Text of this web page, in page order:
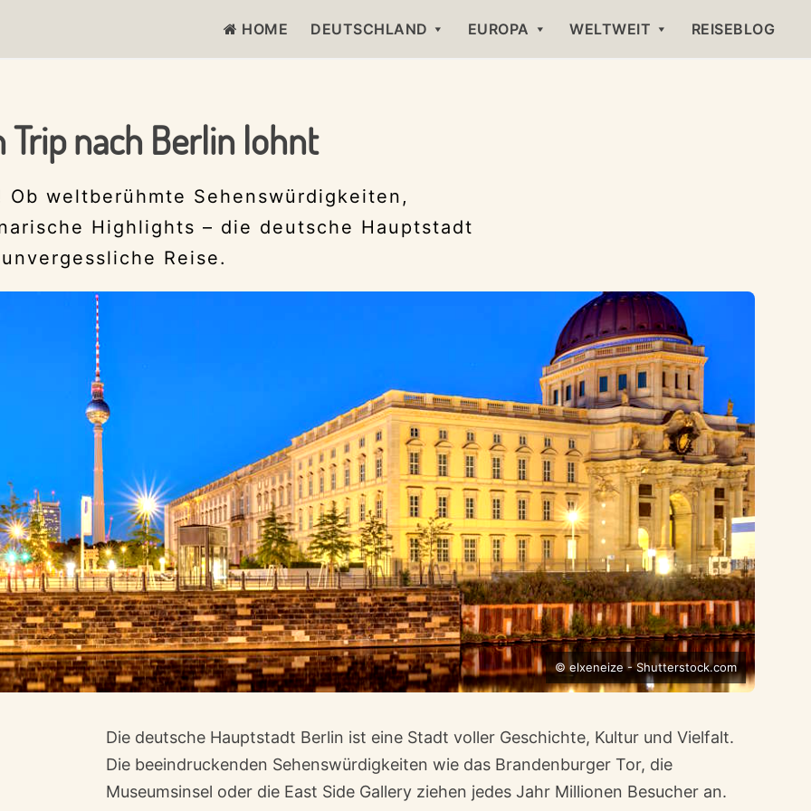
HOME DEUTSCHLAND EUROPA WELTWEIT REISEBLOG
nach Berlin lohnt
weltberühmte Sehenswürdigkeiten,
Highlights – die deutsche Hauptstadt
Reise.
© elxeneize - Shutterstock.com
Die deutsche Hauptstadt Berlin ist eine Stadt voller Geschichte, Kultur und Vielfalt.
Die beeindruckenden Sehenswürdigkeiten wie das Brandenburger Tor, die
Museumsinsel oder die East Side Gallery ziehen jedes Jahr Millionen Besucher an.